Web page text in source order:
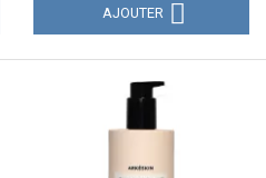
AJOUTER